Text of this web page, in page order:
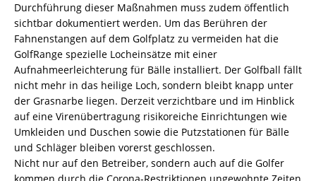
Durchführung dieser Maßnahmen muss zudem öffentlich
sichtbar dokumentiert werden. Um das Berühren der
Fahnenstangen auf dem Golfplatz zu vermeiden hat die
GolfRange spezielle Locheinsätze mit einer
Aufnahmeerleichterung für Bälle installiert. Der Golfball fällt
nicht mehr in das heilige Loch, sondern bleibt knapp unter
der Grasnarbe liegen. Derzeit verzichtbare und im Hinblick
auf eine Virenübertragung risikoreiche Einrichtungen wie
Umkleiden und Duschen sowie die Putzstationen für Bälle
und Schläger bleiben vorerst geschlossen.
Nicht nur auf den Betreiber, sondern auch auf die Golfer